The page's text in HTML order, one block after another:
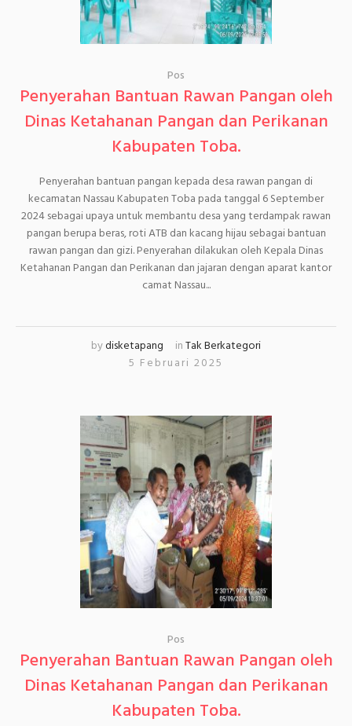
Pos
Penyerahan Bantuan Rawan Pangan oleh
Dinas Ketahanan Pangan dan Perikanan
Kabupaten Toba.
Penyerahan bantuan pangan kepada desa rawan pangan di
kecamatan Nassau Kabupaten Toba pada tanggal 6 September
2024 sebagai upaya untuk membantu desa yang terdampak rawan
pangan berupa beras, roti ATB dan kacang hijau sebagai bantuan
rawan pangan dan gizi. Penyerahan dilakukan oleh Kepala Dinas
Ketahanan Pangan dan Perikanan dan jajaran dengan aparat kantor
camat Nassau...
bydisketapang inTak Berkategori
5 Februari 2025
Pos
Penyerahan Bantuan Rawan Pangan oleh
Dinas Ketahanan Pangan dan Perikanan
Kabupaten Toba.